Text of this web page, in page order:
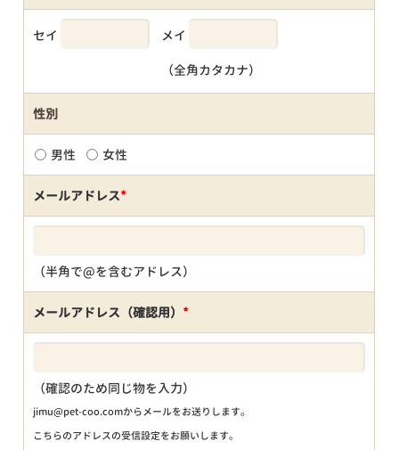
セイ メイ
（全角カタカナ）
性別
男性 女性
メールアドレス*
（半角で@を含むアドレス）
メールアドレス（確認用） *
（確認のため同じ物を入力）
jimu@pet-coo.comからメールをお送りします。
こちらのアドレスの受信設定をお願いします。